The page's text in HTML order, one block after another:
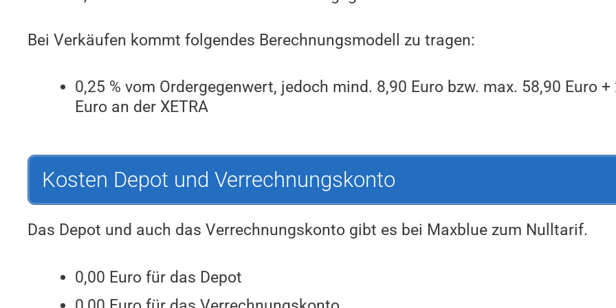
Bei Verkäufen kommt folgendes Berechnungsmodell zu tragen:
0,25 % vom Ordergegenwert, jedoch mind. 8,90 Euro bzw. max. 58,90 Euro +
Euro an der XETRA
Kosten Depot und Verrechnungskonto
Das Depot und auch das Verrechnungskonto gibt es bei Maxblue zum Nulltarif.
0,00 Euro für das Depot